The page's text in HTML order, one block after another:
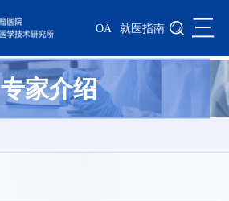
OA 就医指南 三
专家介绍